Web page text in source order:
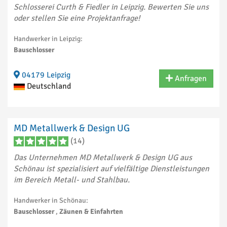
Schlosserei Curth & Fiedler in Leipzig. Bewerten Sie uns
oder stellen Sie eine Projektanfrage!
Handwerker in Leipzig:
Bauschlosser
04179 Leipzig
Deutschland
Anfragen
MD Metallwerk & Design UG
(14)
Das Unternehmen MD Metallwerk & Design UG aus
Schönau ist spezialisiert auf vielfältige Dienstleistungen
im Bereich Metall- und Stahlbau.
Handwerker in Schönau:
Bauschlosser , Zäunen & Einfahrten